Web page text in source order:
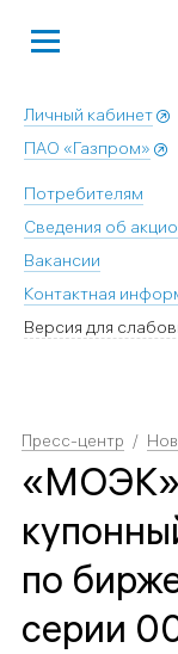
Личный кабинет
ПАО «Газпром»
Потребителям
Сведения об
Вакансии
Контактная
Версия для
Пресс-центр
«МОЭК»
по
серии